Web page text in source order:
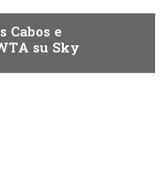
Cabos e
su Sky